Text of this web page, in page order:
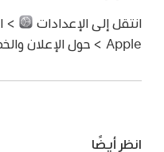
انتقل إلى الإعدادات
>
Apple > حول الإعلان والخصوصية.
انظر أيضًا